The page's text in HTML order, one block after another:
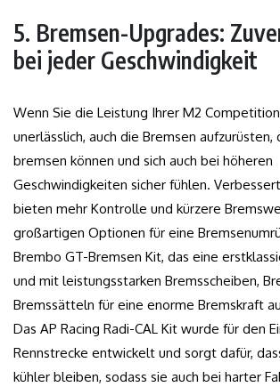
5. Bremsen-Upgrades:
bei jeder Geschwindigkeit
Wenn Sie die Leistung Ihrer M2
unerlässlich, auch die Bremsen aufzurüsten,
bremsen können und sich auch bei höheren
Geschwindigkeiten sicher fühlen.
bieten mehr Kontrolle und kürzere
großartigen Optionen für eine
Brembo GT-Bremsen Kit, das eine
und mit leistungsstarken Bremsscheiben,
Bremssätteln für eine enorme Bremskraft
Das AP Racing Radi-CAL Kit wurde für den
Rennstrecke entwickelt und sorgt dafür,
kühler bleiben, sodass sie auch bei harter